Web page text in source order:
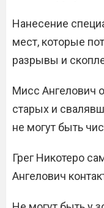
Нанесение
мест, которые
разрывы и
Мисс Ангелович
старых и
не могут быть
Грег Никотеро
Ангелович